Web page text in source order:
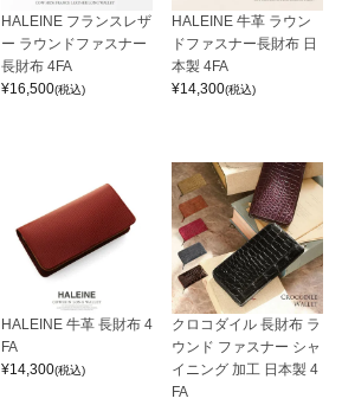
HALEINE フランスレザ
ー ラウンドファスナー
長財布 4FA
¥16,500(税込)
HALEINE 牛革 ラウン
ドファスナー長財布 日
本製 4FA
¥14,300(税込)
HALEINE 牛革 長財布 4
FA
¥14,300(税込)
クロコダイル 長財布 ラ
ウンド ファスナー シャ
イニング 加工 日本製 4
FA